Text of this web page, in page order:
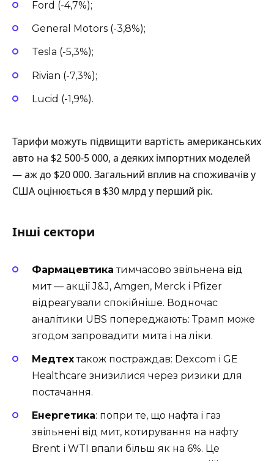
Ford (-4,7%);
General Motors (-3,8%);
Tesla (-5,3%);
Rivian (-7,3%);
Lucid (-1,9%).
Тарифи можуть підвищити вартість американських
авто на $2 500-5 000, а деяких імпортних моделей
— аж до $20 000. Загальний вплив на споживачів у
США оцінюється в $30 млрд у перший рік.
Інші сектори
Фармацевтика тимчасово звільнена від
мит — акції J&J, Amgen, Merck і Pfizer
відреагували спокійніше. Водночас
аналітики UBS попереджають: Трамп може
згодом запровадити мита і на ліки.
Медтехтакож постраждав: Dexcom і GE
Healthcare знизилися через ризики для
постачання.
Енергетика: попри те, що нафта і газ
звільнені від мит, котирування на нафту
Brent і WTI впали більш як на 6%. Це